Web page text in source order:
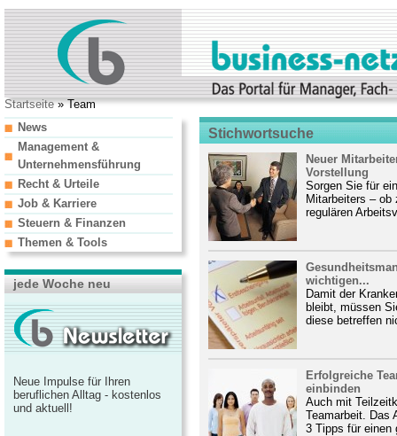
Startseite» Team
Stichwortsuche
Neuer
Vorstellung
Sorgen Sie für
Mitarbeiters – ob
regulären
wichtigen...
Damit der
bleibt, müssen
diese betreffen
Erfolgreiche
einbinden
Auch mit
Teamarbeit. Das
3 Tipps für einen
News
Management &
Unternehmensführung
Recht & Urteile
Job & Karriere
Steuern & Finanzen
Themen & Tools
jede Woche neu
Neue Impulse für Ihren
beruflichen Alltag - kostenlos
und aktuell!